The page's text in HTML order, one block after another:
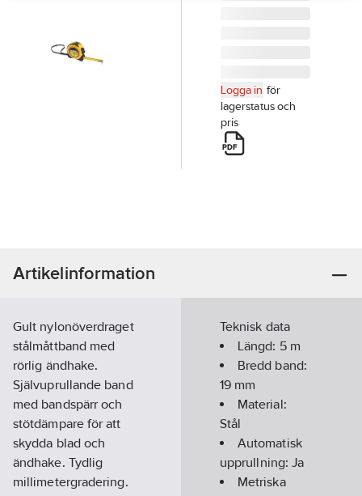
Logga in för
lagerstatus och
pris
Artikelinformation
Gult nylonöverdraget
stålmåttband med
rörlig ändhake.
Självuprullande band
med bandspärr och
stötdämpare för att
skydda blad och
ändhake. Tydlig
millimetergradering.
Teknisk data
Längd: 5m
Bredd band:
19 mm
Material:
Stål
Automatisk
upprullning:Ja
Metriska